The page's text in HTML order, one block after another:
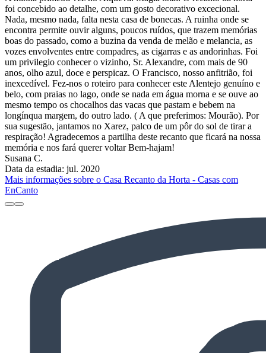
foi concebido ao detalhe, com um gosto decorativo excecional.
Nada, mesmo nada, falta nesta casa de bonecas. A ruinha onde se
encontra permite ouvir alguns, poucos ruídos, que trazem memórias
boas do passado, como a buzina da venda de melão e melancia, as
vozes envolventes entre compadres, as cigarras e as andorinhas. Foi
um privilegio conhecer o vizinho, Sr. Alexandre, com mais de 90
anos, olho azul, doce e perspicaz. O Francisco, nosso anfitrião, foi
inexcedível. Fez-nos o roteiro para conhecer este Alentejo genuíno e
belo, com praias no lago, onde se nada em água morna e se ouve ao
mesmo tempo os chocalhos das vacas que pastam e bebem na
longínqua margem, do outro lado. ( A que preferimos: Mourão). Por
sua sugestão, jantamos no Xarez, palco de um pôr do sol de tirar a
respiração! Agradecemos a partilha deste recanto que ficará na nossa
memória e nos fará querer voltar Bem-hajam!
Susana C.
Data da estadia: jul. 2020
Mais informações sobre o Casa Recanto da Horta - Casas com
EnCanto